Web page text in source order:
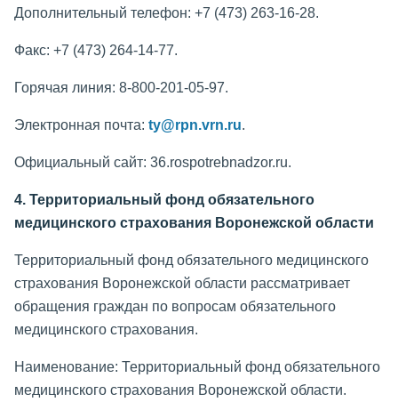
Дополнительный телефон: +7 (473) 263-16-28.
Факс: +7 (473) 264-14-77.
Горячая линия: 8-800-201-05-97.
Электронная почта: ty@rpn.vrn.ru.
Официальный сайт: 36.rospotrebnadzor.ru.
4. Территориальный фонд обязательного
медицинского страхования Воронежской области
Территориальный фонд обязательного медицинского
страхования Воронежской области рассматривает
обращения граждан по вопросам обязательного
медицинского страхования.
Наименование: Территориальный фонд обязательного
медицинского страхования Воронежской области.